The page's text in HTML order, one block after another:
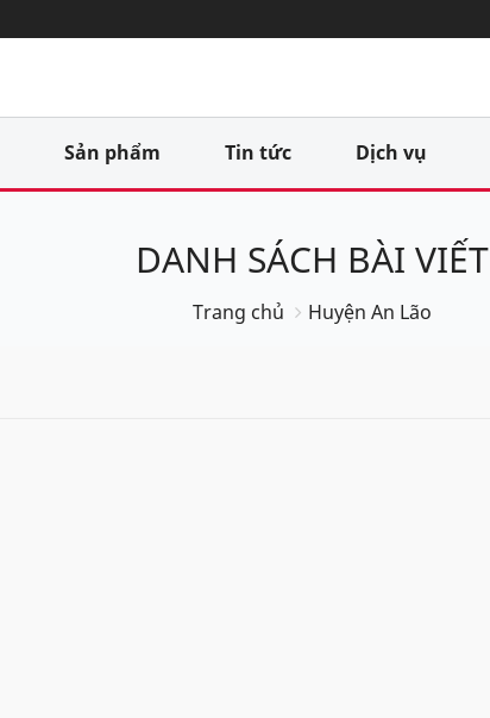
Sản phẩm Tin tức Dịch vụ
DANH SÁCH BÀI VIẾT
Trang chủ Huyện An Lão